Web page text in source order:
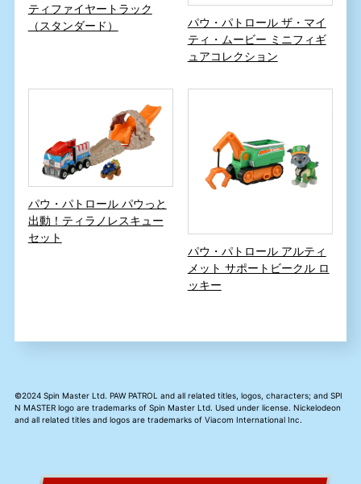
ティファイヤートラック
（スタンダード）
パウ・パトロール ザ・マイ
ティ・ムービー ミニフィギ
ュアコレクション
パウ・パトロール パウっと
出動！ティラノレスキュー
セット
パウ・パトロール アルティ
メット サポートビークル ロ
ッキー
©2024 Spin Master Ltd. PAW PATROL and all related titles, logos, characters; and SPI
N MASTER logo are trademarks of Spin Master Ltd. Used under license. Nickelodeon
and all related titles and logos are trademarks of Viacom International Inc.